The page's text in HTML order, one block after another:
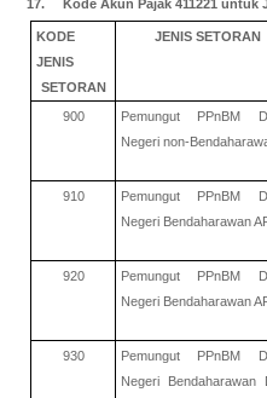
17. Kode Akun Pajak 411221 untuk
KODE
JENIS
SETORAN
JENIS SETORAN
900
Pemungut PPnBM
Negeri non-
910
Pemungut PPnBM
Negeri Bendaharawan
920
Pemungut PPnBM
Negeri Bendaharawan
930
Pemungut PPnBM
Negeri Bendaharawan